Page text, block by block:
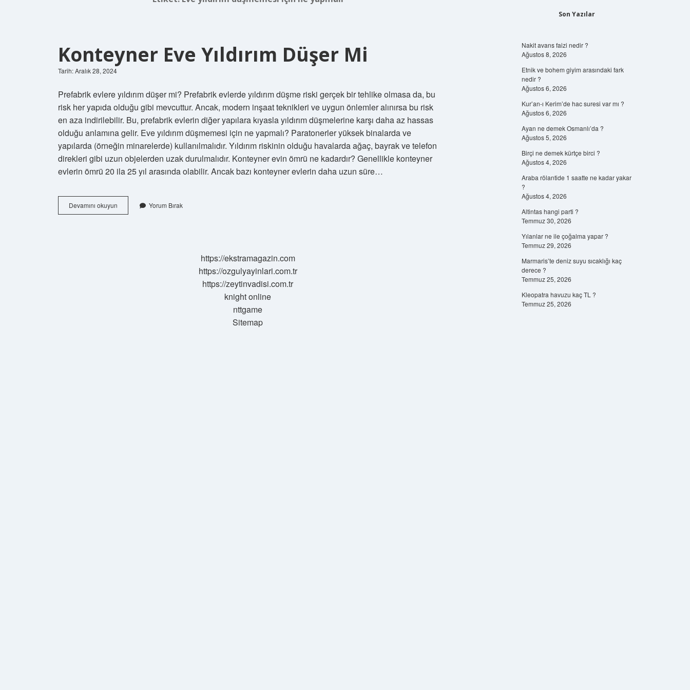
Konteyner Eve Yıldırım Düşer Mi
Tarih: Aralık 28, 2024
Prefabrik evlere yıldırım düşer mi? Prefabrik evlerde yıldırım düşme riski gerçek bir tehlike olmasa da, bu
risk her yapıda olduğu gibi mevcuttur. Ancak, modern inşaat teknikleri ve uygun önlemler alınırsa bu risk
en aza indirilebilir. Bu, prefabrik evlerin diğer yapılara kıyasla yıldırım düşmelerine karşı daha az hassas
olduğu anlamına gelir. Eve yıldırım düşmemesi için ne yapmalı? Paratonerler yüksek binalarda ve
yapılarda (örneğin minarelerde) kullanılmalıdır. Yıldırım riskinin olduğu havalarda ağaç, bayrak ve telefon
direkleri gibi uzun objelerden uzak durulmalıdır. Konteyner evin ömrü ne kadardır? Genellikle konteyner
evlerin ömrü 20 ila 25 yıl arasında olabilir. Ancak bazı konteyner evlerin daha uzun süre…
Devamını okuyun Konteyner
Eve
Yorum Bırak
https://ekstramagazin.com
https://ozgulyayinlari.com.tr
https://zeytinvadisi.com.tr
knight online
nttgame
Sitemap
Son Yazılar
Nakit avans faizi nedir ?
Ağustos 8, 2026
Etnik ve bohem giyim arasındaki fark
nedir ?
Ağustos 6, 2026
Kur’an-ı Kerim’de hac suresi var mı ?
Ağustos 6, 2026
Ayan ne demek Osmanlı’da ?
Ağustos 5, 2026
Birçi ne demek kürtçe birci ?
Ağustos 4, 2026
Araba rölantide 1 saatte ne kadar yakar
?
Ağustos 4, 2026
Altintas hangi parti ?
Temmuz 30, 2026
Yılanlar ne ile çoğalma yapar ?
Temmuz 29, 2026
Marmaris’te deniz suyu sıcaklığı kaç
derece ?
Temmuz 25, 2026
Kleopatra havuzu kaç TL ?
Temmuz 25, 2026